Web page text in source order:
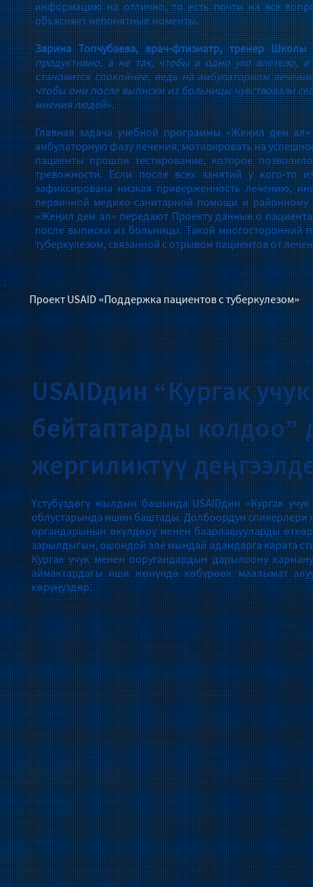
информацию на отлично, то есть почти на все
объясняет непонятные моменты.
Зарина Топчубаева, врач-фтизиатр, тренер
продуктивно, а не так, чтобы в одно ухо влетело,
становится спокойнее, ведь на амбулаторном
чтобы они после выписки из больницы чувствовали
мнения людей».
Главная задача учебной программы «Жеңил дем
амбулаторную фазу лечения, мотивировать на
пациенты прошли тестирование, которое
тревожности. Если после всех занятий у кого-то
зафиксирована низкая приверженность лечению,
первичной медико-санитарной помощи и районному
«Жеңил дем ал» передают Проекту данные о
после выписки из больницы. Такой
туберкулезом, связанной с отрывом пациентов от
Проект USAID «Поддержка пациентов с туберкулезом»
USAIDдин “Кургак
бейтаптарды колдоо”
жергиликтүү
Үстүбүздөгү жылдын башында USAIDдин «Кургак
облустарында ишин баштады. Долбоордун спикерлери
органдарынын өкүлдөрү менен баарлашууларды
зарылдыгын, ошондой эле мындай адамдарга карата
Кургак учук менен ооругандардын дарылоону
аймактардагы иши жөнүндө көбүрөөк маалымат
көрүңүздөр.